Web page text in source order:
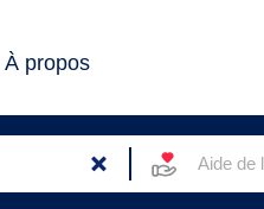
À propos
Aide de